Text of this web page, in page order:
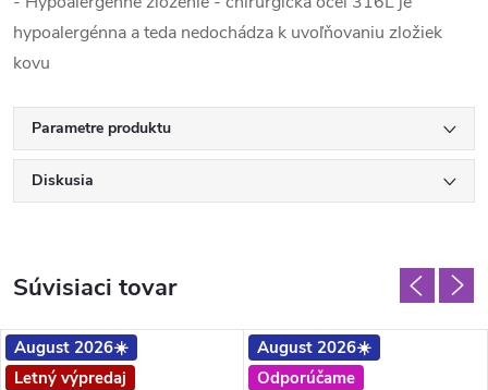
hypoalergénna a teda nedochádza k uvoľňovaniu zložiek
kovu
Parametre produktu
Diskusia
Súvisiaci tovar
August 2026☀️
Letný výpredaj
August 2026☀️
Odporúčame